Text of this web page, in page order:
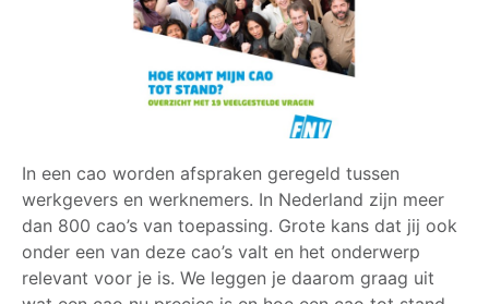
In een cao worden afspraken geregeld tussen
werkgevers en werknemers. In Nederland zijn meer
dan 800 cao’s van toepassing. Grote kans dat jij ook
onder een van deze cao’s valt en het onderwerp
relevant voor je is. We leggen je daarom graag uit